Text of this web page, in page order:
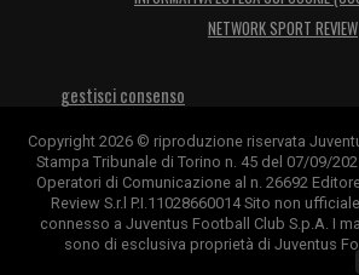
inizio stagione. Dal 63′Nonge
conoscere anche lui
Kean5.5 –Solo, soletto, forse
comunque combatte senza
veramente giocabili. Dal 77′
NETWORK SPORT REVIEW
gestisci consenso
Copyright 2026 © riproduzione riservata
Stampa Tribunale di Torino n. 45 del 07/09/
Operatori di Comunicazione al n. 26692
Review S.r.l P.I.11028660014 Sito non
connesso a Juventus Football Club S.p.A. I
sono di esclusiva proprietà di Juventus